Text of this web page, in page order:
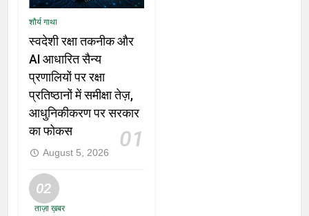
शौर्य गाथा
स्वदेशी रक्षा तकनीक और
AI आधारित सैन्य
प्रणालियों पर रक्षा
प्रतिष्ठानों में समीक्षा तेज़,
आधुनिकीकरण पर सरकार
का फोकस
01
August 5, 2026
02
ताज़ा ख़बर